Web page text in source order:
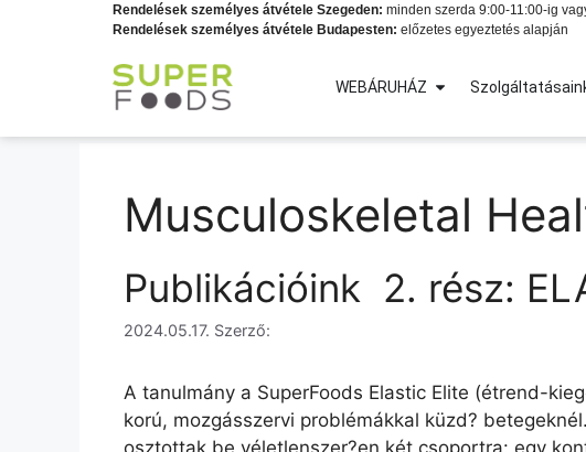
Rendelések személyes átvétele Szegeden: minden szerda 9:00-11:00-ig
Rendelések személyes átvétele Budapesten: előzetes egyeztetés alapján
WEBÁRUHÁZ
Musculoskeletal
Publikációink  2. rész:
2024.05.17. Szerző:
A tanulmány a SuperFoods Elastic Elite (étrend-
korú, mozgásszervi problémákkal küzd?